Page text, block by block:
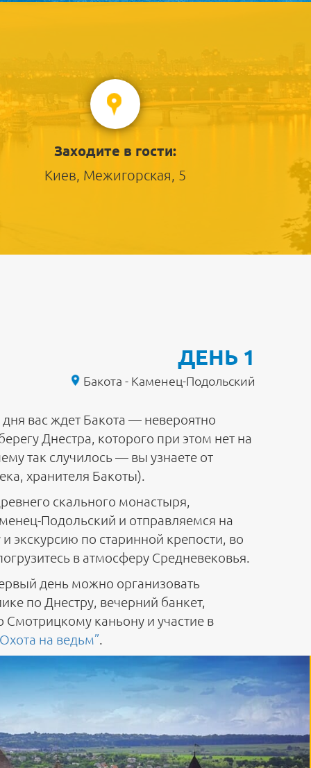
Заходите в гости:
Киев, Межигорская, 5
ДЕНЬ 1
Бакота - Каменец-Подольский
вас ждет Бакота — невероятно
Днестра, которого при этом нет на
так случилось — вы узнаете от
хранителя Бакоты).
скального монастыря,
Подольский и отправляемся на
экскурсию по старинной крепости, во
в атмосферу Средневековья.
день можно организовать
по Днестру, вечерний банкет,
каньону и участие в
на ведьм”.